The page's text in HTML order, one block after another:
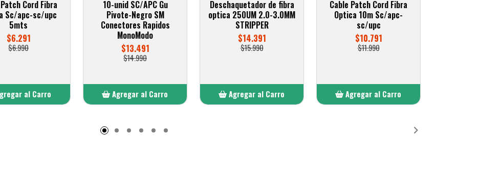
Cord Fibra
Sc/apc-sc/upc
5mts
$6.291
$6.990
al Carro
10-unid SC/APC Gu
Pivote-Negro SM
Conectores Rapidos
MonoModo
$13.491
$14.990
Agregar al Carro
Deschaquetador de fibra
optica 250UM 2.0-3.0MM
STRIPPER
$14.391
$15.990
Agregar al Carro
Cable Patch Cord Fibra
Optica 10m Sc/apc-
sc/upc
$10.791
$11.990
Agregar al Carro